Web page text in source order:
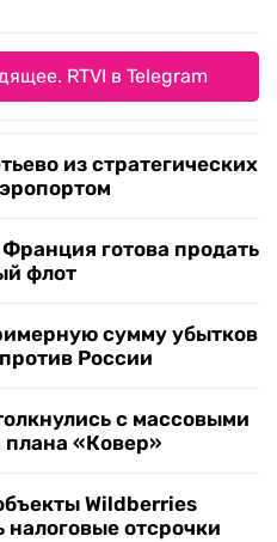
RTVI в Telegram
из стратегических
готова продать
флот
сумму убытков
России
с массовыми
«Ковер»
Wildberries
отсрочки